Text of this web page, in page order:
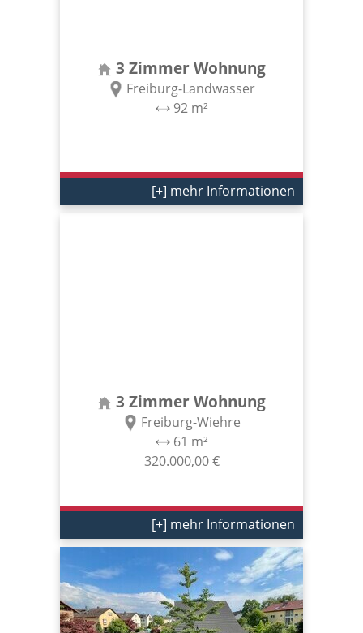
3 Zimmer Wohnung
Freiburg-Landwasser
92 m²
[+] mehr Informationen
3 Zimmer Wohnung
Freiburg-Wiehre
61 m²
320.000,00 €
[+] mehr Informationen